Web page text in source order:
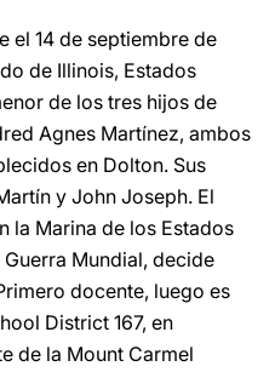
el 14 de septiembre de
de Illinois, Estados
de los tres hijos de
Agnes Martínez, ambos
en Dolton. Sus
y John Joseph. El
la Marina de los Estados
Mundial, decide
docente, luego es
District 167, en
de la Mount Carmel